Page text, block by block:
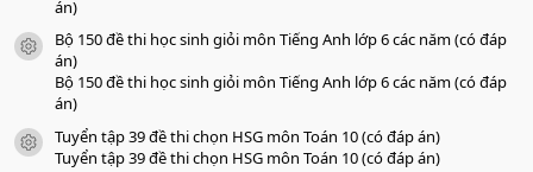
án)
icon tài liệu
Bộ 150 đề thi học sinh giỏi môn Tiếng Anh lớp 6 các năm (có đáp
án)
Bộ 150 đề thi học sinh giỏi môn Tiếng Anh lớp 6 các năm (có đáp
án)
icon tài liệu
Tuyển tập 39 đề thi chọn HSG môn Toán 10 (có đáp án)
Tuyển tập 39 đề thi chọn HSG môn Toán 10 (có đáp án)